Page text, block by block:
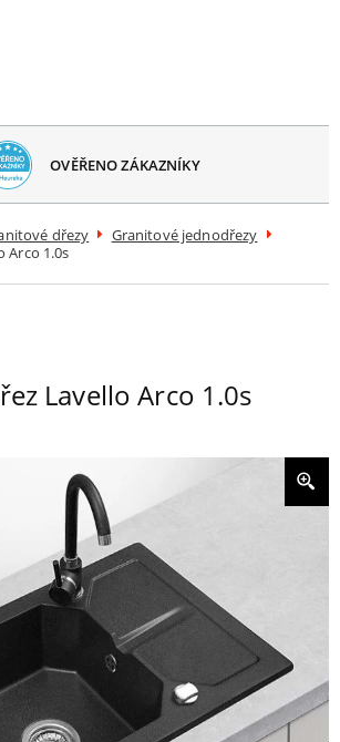
OVĚŘENO ZÁKAZNÍKY
dřezy
Granitové jednodřezy
Arco 1.0s
Lavello Arco 1.0s